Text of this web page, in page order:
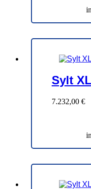
Sylt XL
7.232,00 €